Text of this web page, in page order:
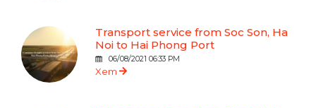
Transport service from Soc Son, Ha
Noi to Hai Phong Port
06/08/2021 06:33 PM
Xem